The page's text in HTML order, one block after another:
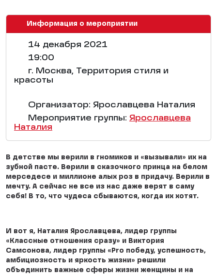
Информация о мероприятии
14 декабря 2021
19:00
г. Москва, Территория стиля и
красоты
Организатор: Ярославцева Наталия
Мероприятие группы: Ярославцева
Наталия
В детстве мы верили в гномиков и «вызывали» их на
зубной пасте. Верили в сказочного принца на белом
мерседесе и миллионе алых роз в придачу. Верили в
мечту. А сейчас не все из нас даже верят в саму
себя! В то, что чудеса сбываются, когда их хотят.
И вот я, Наталия Ярославцева, лидер группы
«Классные отношения сразу» и Виктория
Самсонова, лидер группы «Pro победу, успешность,
амбициозность и яркость жизни» решили
объединить важные сферы жизни женщины и на